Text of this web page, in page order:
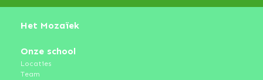
Het Mozaïek
Onze school
Locaties
Team